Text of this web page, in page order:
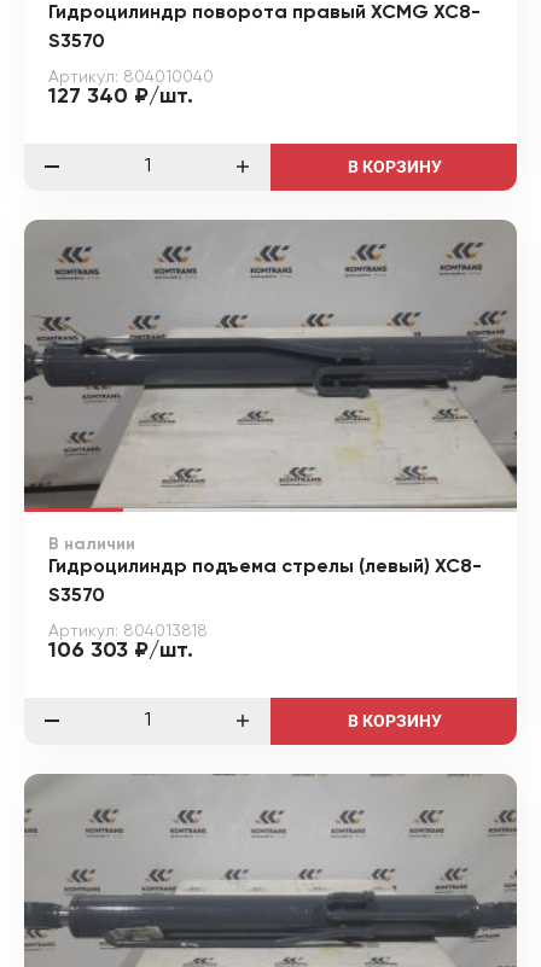
Гидроцилиндр поворота правый XCMG XC8-
S3570
Артикул: 804010040
127 340 ₽/шт.
В КОРЗИНУ
В наличии
Гидроцилиндр подъема стрелы (левый) XC8-
S3570
Артикул: 804013818
106 303 ₽/шт.
В КОРЗИНУ